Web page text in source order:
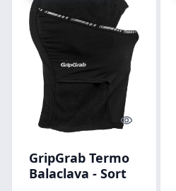
Quick look
GripGrab Termo
Balaclava - Sort